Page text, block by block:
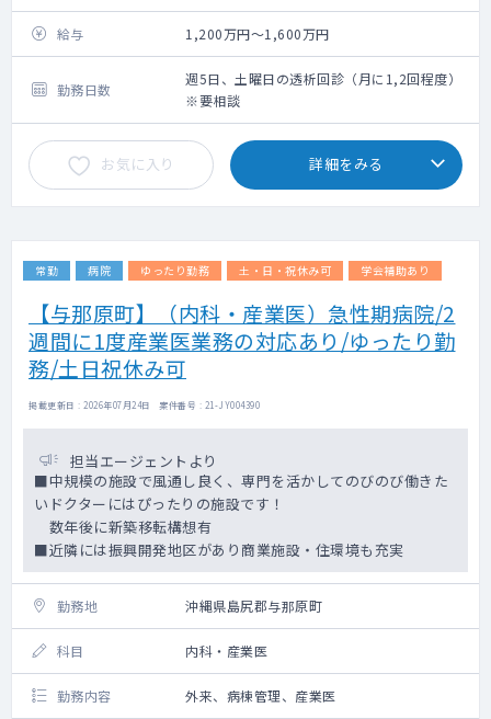
給与 1,200万円～1,600万円
勤務日数
週5日、土曜日の透析回診（月に1,2回程度）
※要相談
お気に入り 詳細をみる
常勤 病院 ゆったり勤務 土・日・祝休み可 学会補助あり
【与那原町】（内科・産業医）急性期病院/2
週間に1度産業医業務の対応あり/ゆったり勤
務/土日祝休み可
掲載更新日 : 2026年07月24日 案件番号 : 21-JY004390
担当エージェントより
■中規模の施設で風通し良く、専門を活かしてのびのび働きた
いドクターにはぴったりの施設です！
数年後に新築移転構想有
■近隣には振興開発地区があり商業施設・住環境も充実
勤務地 沖縄県島尻郡与那原町
科目 内科・産業医
勤務内容 外来、病棟管理、産業医